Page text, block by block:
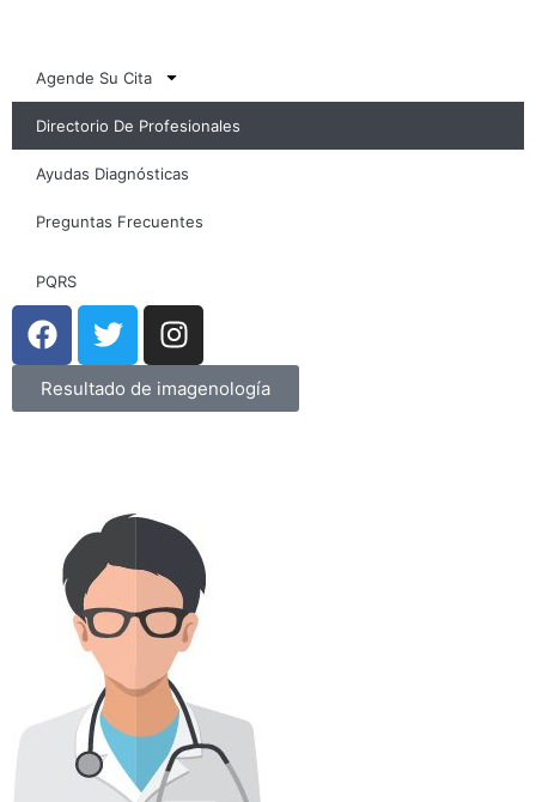
Agende Su Cita
Directorio De Profesionales
Ayudas Diagnósticas
Preguntas Frecuentes
PQRS
Resultado de imagenología